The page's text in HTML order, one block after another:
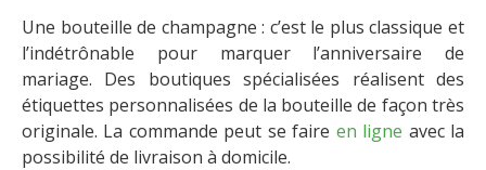
Une bouteille de champagne : c’est le plus classique et
l’indétrônable pour marquer l’anniversaire de
mariage. Des boutiques spécialisées réalisent des
étiquettes personnalisées de la bouteille de façon très
originale. La commande peut se faire en ligne avec la
possibilité de livraison à domicile.